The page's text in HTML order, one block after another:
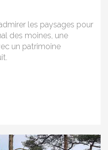
les paysages pour
des moines, une
un patrimoine